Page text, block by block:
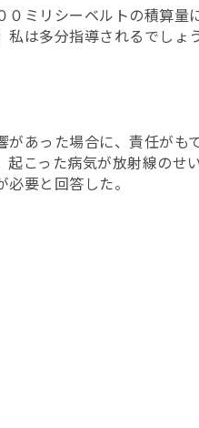
０ミリシーベルトの積算
私は多分指導されるでし
があった場合に、責任がも
こった病気が放射線のせ
要と回答した。